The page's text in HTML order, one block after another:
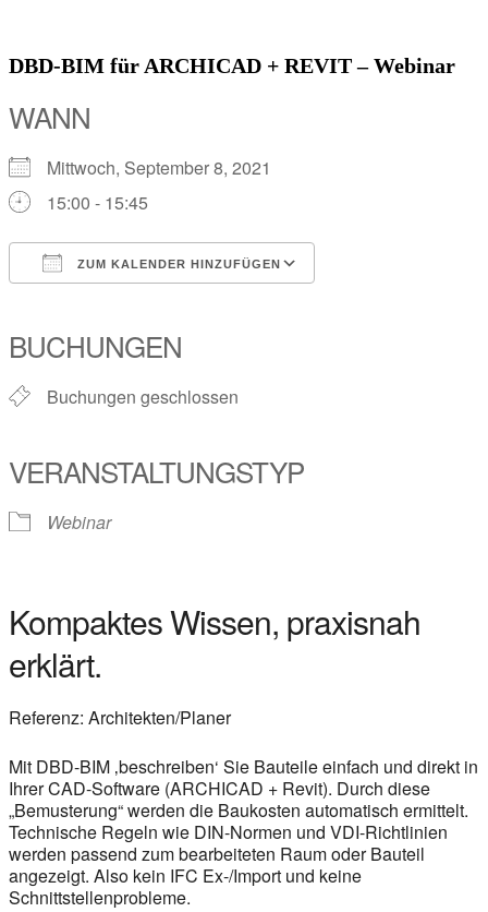
DBD-BIM für ARCHICAD + REVIT – Webinar
WANN
Mittwoch, September 8, 2021
15:00 - 15:45
ZUM KALENDER HINZUFÜGEN
BUCHUNGEN
Buchungen geschlossen
VERANSTALTUNGSTYP
Webinar
Kompaktes Wissen, praxisnah
erklärt.
Referenz: Architekten/Planer
Mit DBD-BIM ‚beschreiben‘ Sie Bauteile einfach und direkt in
Ihrer CAD-Software (ARCHICAD + Revit). Durch diese
„Bemusterung“ werden die Baukosten automatisch ermittelt.
Technische Regeln wie DIN-Normen und VDI-Richtlinien
werden passend zum bearbeiteten Raum oder Bauteil
angezeigt. Also kein IFC Ex-/Import und keine
Schnittstellenprobleme.